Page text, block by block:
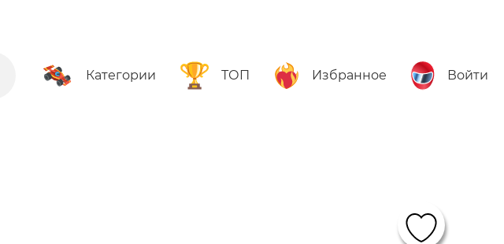
Категории ТОП Избранное Войти